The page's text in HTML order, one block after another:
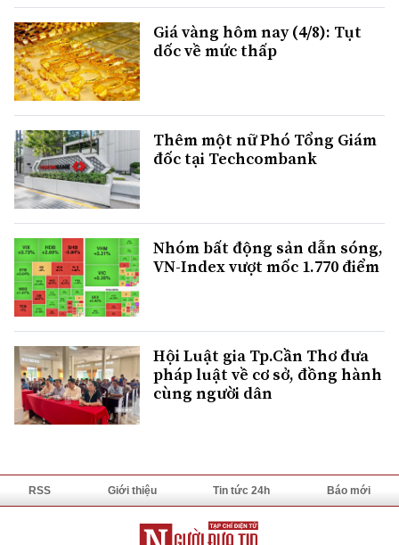
Giá vàng hôm nay (4/8): Tụt
dốc về mức thấp
Thêm một nữ Phó Tổng Giám
đốc tại Techcombank
Nhóm bất động sản dẫn sóng,
VN-Index vượt mốc 1.770 điểm
Hội Luật gia Tp.Cần Thơ đưa
pháp luật về cơ sở, đồng hành
cùng người dân
RSS Giới thiệu Tin tức 24h Báo mới